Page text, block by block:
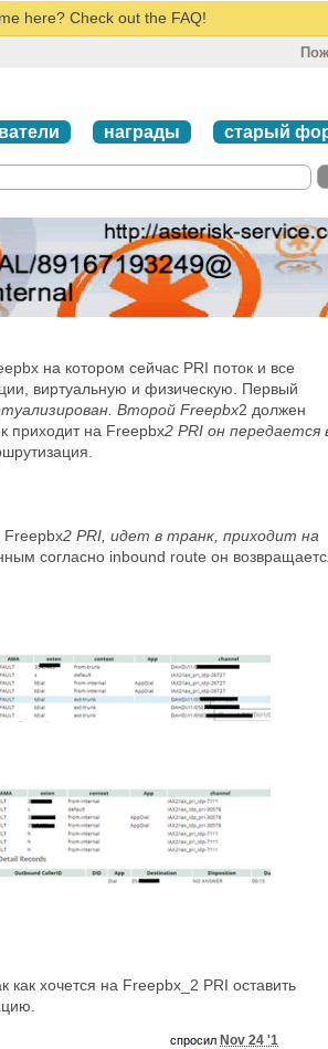
here? Check out the FAQ!
награды старый
на котором сейчас PRI поток и все
виртуальную и физическую. Первый
Второй Freepbx2 должен
приходит на Freepbx2 PRI он передается
Freepbx2 PRI, идет в транк, приходит на
согласно inbound route он
хочется на Freepbx_2 PRI оставить
спросил Nov 24 '1